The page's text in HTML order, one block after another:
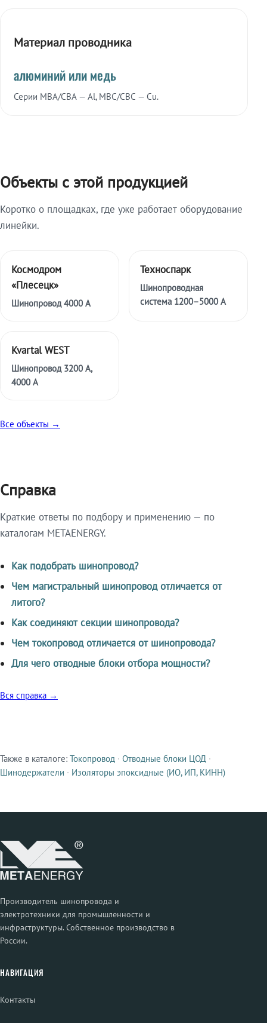
Материал проводника
алюминий или медь
Серии МВА/СВА — Al, МВС/СВС — Cu.
Объекты с этой продукцией
Коротко о площадках, где уже работает оборудование
линейки.
Космодром
«Плесецк»
Шинопровод 4000 А
Техноспарк
Шинопроводная
система 1200–5000 А
Kvartal WEST
Шинопровод 3200 А,
4000 А
Все объекты →
Справка
Краткие ответы по подбору и применению — по
каталогам METAENERGY.
Как подобрать шинопровод?
Чем магистральный шинопровод отличается от
литого?
Как соединяют секции шинопровода?
Чем токопровод отличается от шинопровода?
Для чего отводные блоки отбора мощности?
Вся справка →
Смежные продукты
Также в каталоге: Токопровод · Отводные блоки ЦОД ·
Шинодержатели · Изоляторы эпоксидные (ИО, ИП, КИНН)
Производитель шинопровода и
электротехники для промышленности и
инфраструктуры. Собственное производство в
России.
НАВИГАЦИЯ
Контакты